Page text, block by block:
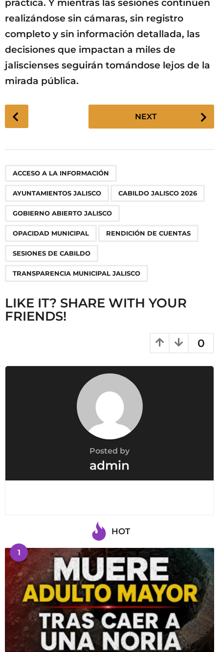
práctica. Y mientras las sesiones continúen
realizándose sin cámaras, sin registro
completo y sin información detallada, las
decisiones que impactan a miles de
jaliscienses seguirán tomándose lejos de la
mirada pública.
o
n
NEXT
ACCESO A LA INFORMACIÓN
AYUNTAMIENTOS JALISCO CABILDO JALISCO 2026
GOBIERNO ABIERTO JALISCO
OPACIDAD MUNICIPAL RENDICIÓN DE CUENTAS
SESIONES DE CABILDO
TRANSPARENCIA MUNICIPAL JALISCO
LIKE IT? SHARE WITH YOUR
FRIENDS!
0
Posted by
admin
HOT
1